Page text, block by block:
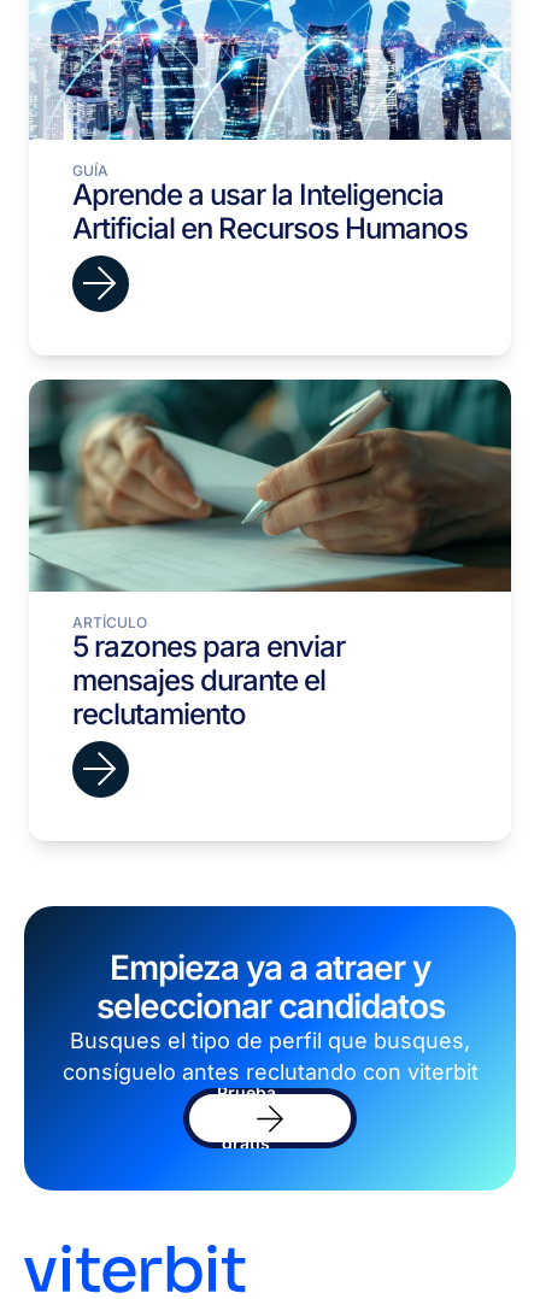
GUÍA
Aprende a usar la Inteligencia
Artificial en Recursos Humanos
ARTÍCULO
5 razones para enviar
mensajes durante el
reclutamiento
Empieza ya a atraer y
seleccionar candidatos
Busques el tipo de perfil que busques,
consíguelo antes reclutando con viterbit
Prueba
sofware
gratis